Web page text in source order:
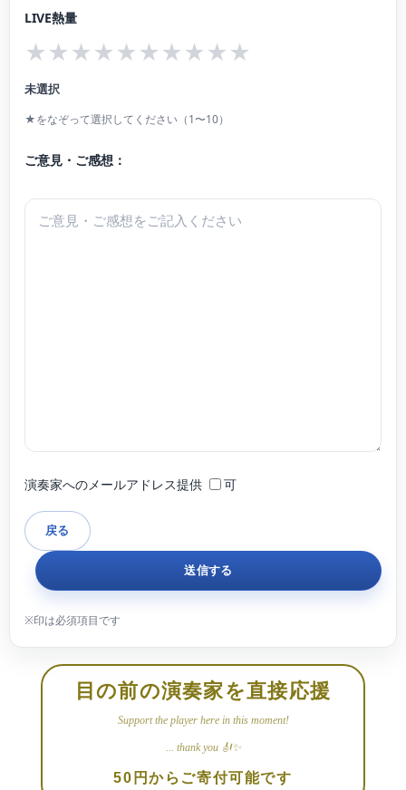
演奏指導グレード4級。
故井上直幸、志水英子、篰幾世子、ボリス・ベクテレフ、林敦子に師事。
LIVE熱量
★★★★★★★★★★
未選択
★をなぞって選択してください（1〜10）
ご意見・ご感想：
演奏家へのメールアドレス提供 可
目の前の演奏家を直接応援
Support the player here in this moment!
... thank you 🎻✨
50円からご寄付可能です